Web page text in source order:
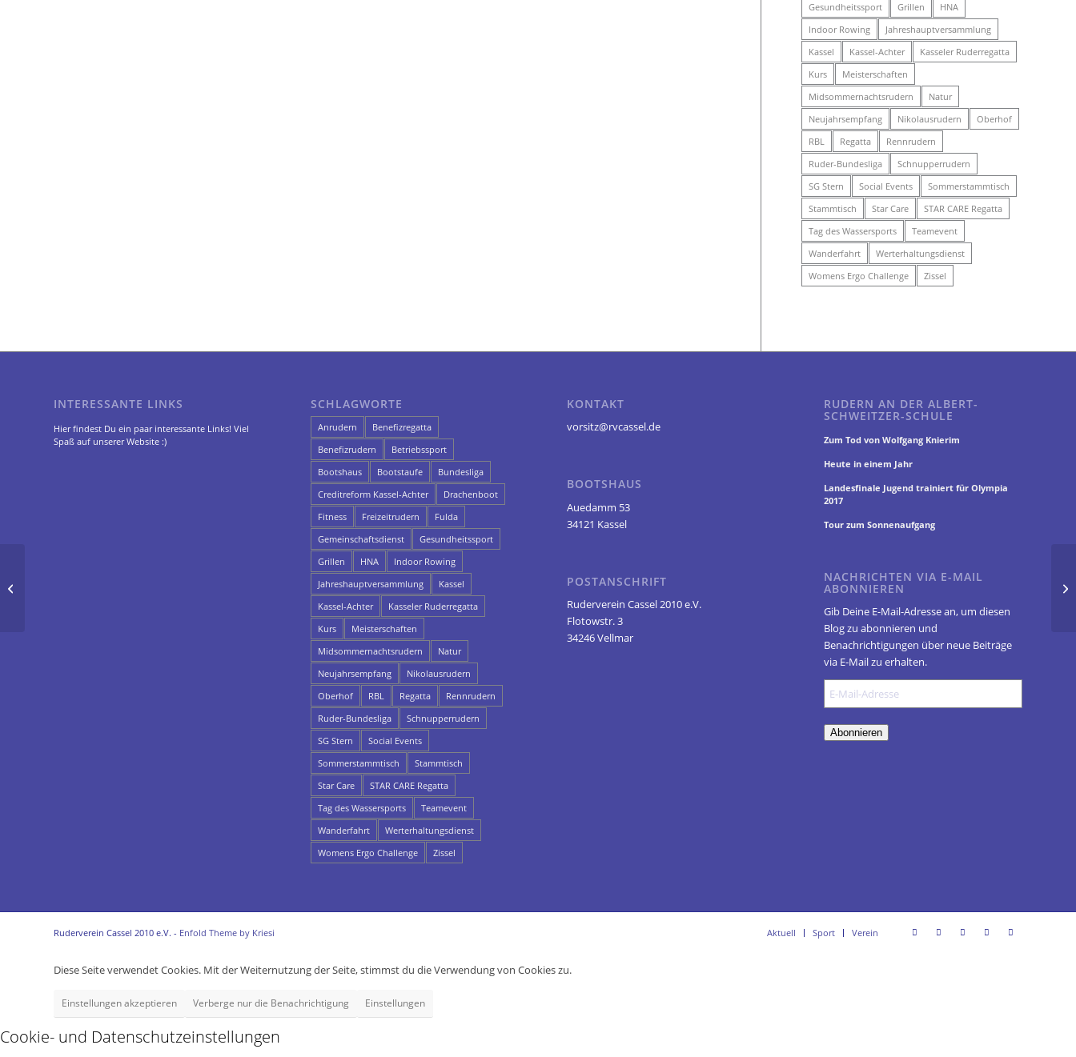
Gesundheitssport
Grillen
HNA
Indoor Rowing
Jahreshauptversammlung
Kassel
Kassel-Achter
Kasseler Ruderregatta
Kurs
Meisterschaften
Midsommernachtsrudern
Natur
Neujahrsempfang
Nikolausrudern
Oberhof
RBL
Regatta
Rennrudern
Ruder-Bundesliga
Schnupperrudern
SG Stern
Social Events
Sommerstammtisch
Stammtisch
Star Care
STAR CARE Regatta
Tag des Wassersports
Teamevent
Wanderfahrt
Werterhaltungsdienst
Womens Ergo Challenge
Zissel
INTERESSANTE LINKS
Hier findest Du ein paar interessante Links! Viel
Spaß auf unserer Website :)
SCHLAGWORTE
Anrudern
Benefizregatta
Benefizrudern
Betriebssport
Bootshaus
Bootstaufe
Bundesliga
Creditreform Kassel-Achter
Drachenboot
Fitness
Freizeitrudern
Fulda
Gemeinschaftsdienst
Gesundheitssport
Grillen
HNA
Indoor Rowing
Jahreshauptversammlung
Kassel
Kassel-Achter
Kasseler Ruderregatta
Kurs
Meisterschaften
Midsommernachtsrudern
Natur
Neujahrsempfang
Nikolausrudern
Oberhof
RBL Regatta
Rennrudern
Ruder-Bundesliga
Schnupperrudern
SG Stern
Social Events
Sommerstammtisch
Stammtisch
Star Care
STAR CARE Regatta
Tag des Wassersports
Teamevent
Wanderfahrt
Werterhaltungsdienst
Womens Ergo Challenge
Zissel
KONTAKT
vorsitz@rvcassel.de
BOOTSHAUS
Auedamm 53
34121 Kassel
POSTANSCHRIFT
Ruderverein Cassel 2010 e.V.
Flotowstr. 3
34246 Vellmar
RUDERN AN DER ALBERT-
SCHWEITZER-SCHULE
Zum Tod von Wolfgang Knierim
Heute in einem Jahr
Landesfinale Jugend trainiert für Olympia
2017
Tour zum Sonnenaufgang
NACHRICHTEN VIA E-MAIL
ABONNIEREN
Gib Deine E-Mail-Adresse an, um diesen
Blog zu abonnieren und
Benachrichtigungen über neue Beiträge
via E-Mail zu erhalten.
E-
Mail-
Adresse
Abonnieren
Ruderverein Cassel 2010 e.V. - Enfold Theme by Kriesi Aktuell Sport Verein
Diese Seite verwendet Cookies. Mit der Weiternutzung der Seite, stimmst du die Verwendung von Cookies zu.
Einstellungen akzeptieren Verberge nur die Benachrichtigung Einstellungen
Cookie- und Datenschutzeinstellungen